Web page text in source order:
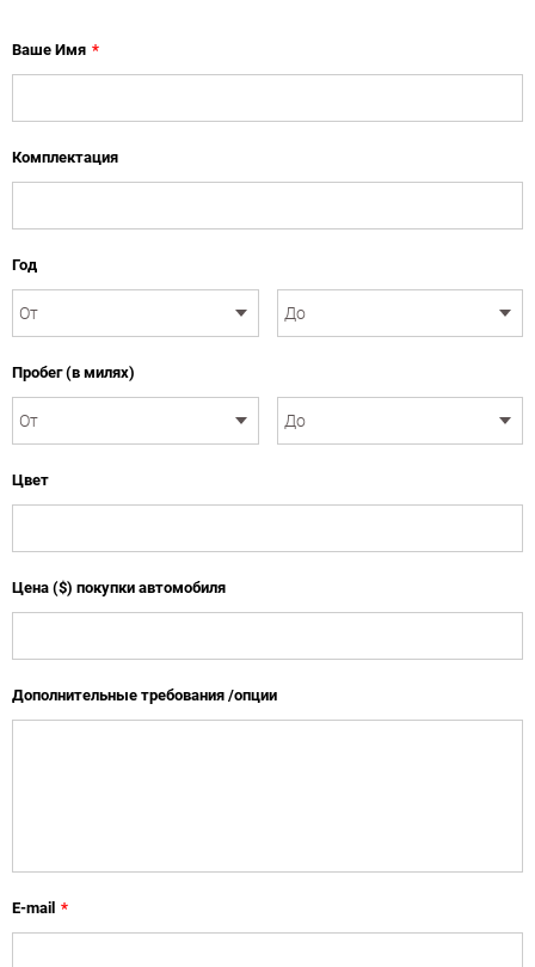
Ваше Имя *
Комплектация
Год
Пробег (в милях)
Цвет
Цена ($) покупки автомобиля
Дополнительные требования /опции
E-mail *